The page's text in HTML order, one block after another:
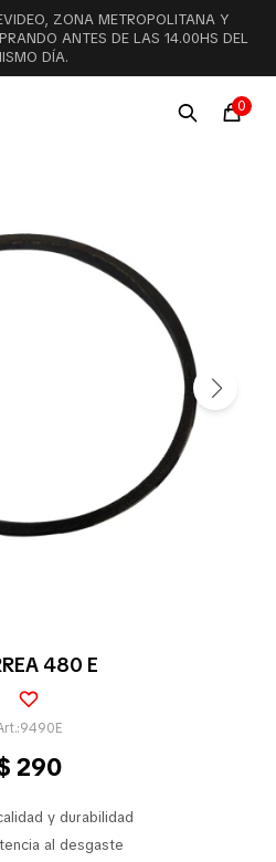
ZONA METROPOLITANA Y
ANTES DE LAS 14.00HS DEL
DÍA.
0
480 E
9490E
290
y durabilidad
al desgaste
MI CUENTA